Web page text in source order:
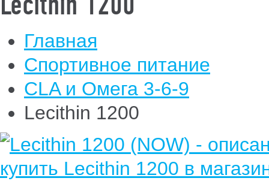
Главная
Спортивное питание
CLA и Омега 3-6-9
Lecithin 1200